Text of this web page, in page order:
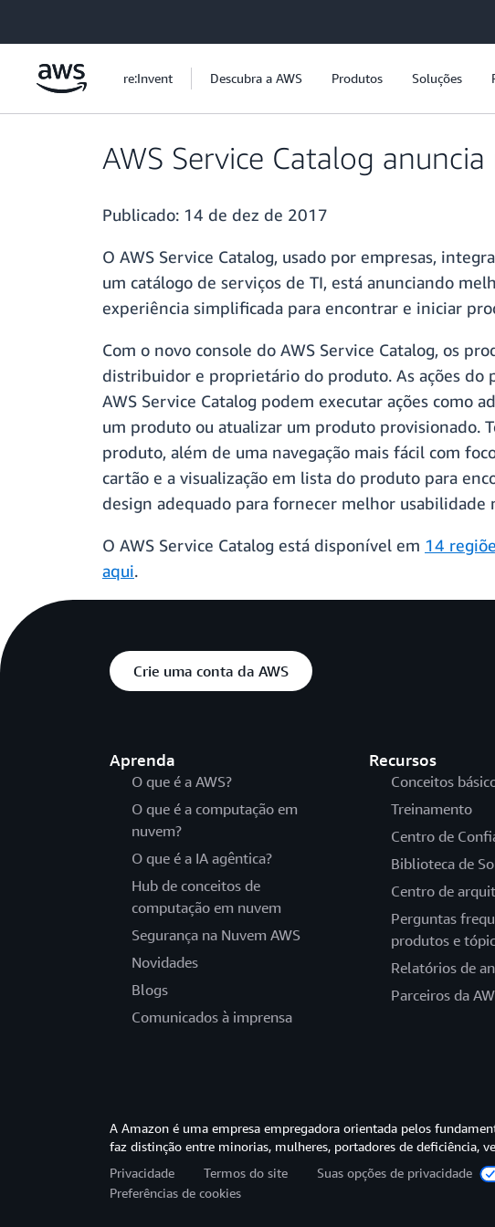
re:Invent Descubra a AWS Produtos Soluções
AWS Service Catalog
Publicado: 14 de dez de 2017
O AWS Service Catalog, usado por empresas,
um catálogo de serviços de TI, está anunciando
experiência simplificada para encontrar e iniciar
Com o novo console do AWS Service Catalog, os
distribuidor e proprietário do produto. As ações do
AWS Service Catalog podem executar ações
um produto ou atualizar um produto provisionado.
produto, além de uma navegação mais fácil com
cartão e a visualização em lista do produto para
design adequado para fornecer melhor usabilidade
O AWS Service Catalog está disponível em 14
aqui.
Crie uma conta da AWS
Aprenda
O que é a AWS?
O que é a computação em
nuvem?
O que é a IA agêntica?
Hub de conceitos de
computação em nuvem
Segurança na Nuvem AWS
Novidades
Blogs
Comunicados à imprensa
Recursos
Conceitos
Treinamento
Centro de
Biblioteca de
Centro de
Perguntas
produtos e
Relatórios de
Parceiros da
A Amazon é uma empresa empregadora orientada pelos
faz distinção entre minorias, mulheres, portadores de deficiência,
Privacidade
Termos do site
Suas opções de privacidade
Preferências de cookies